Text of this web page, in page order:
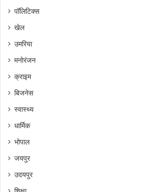
पॉलिटिक्स
खेल
उमरिया
मनोरंजन
क्राइम
बिजनेस
स्वास्थ्य
धार्मिक
भोपाल
जयपुर
उदयपुर